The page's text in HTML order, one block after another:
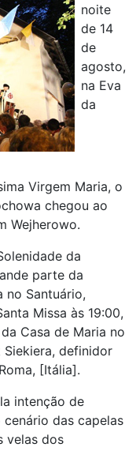
noite
de 14
de
agosto,
na Eva
da
Virgem Maria, o
chegou ao
Wejherowo.
da
parte da
no Santuário,
Missa às 19:00,
Casa de Maria no
Siekiera, definidor
[Itália].
intenção de
das capelas
velas dos